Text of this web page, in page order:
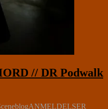
// DR Podwalk
ANMELDELSER